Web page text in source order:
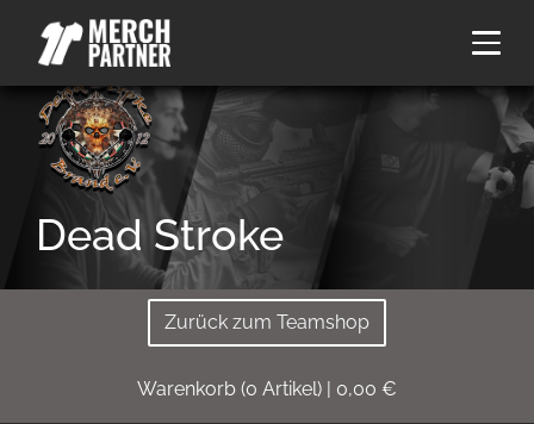
Dead Stroke
Zurück zum Teamshop
Warenkorb (0 Artikel) | 0,00 €